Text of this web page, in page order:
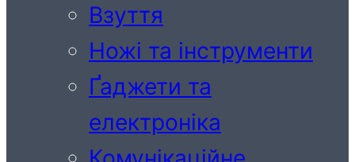
Взуття
Ножі та інструменти
Ґаджети та
електроніка